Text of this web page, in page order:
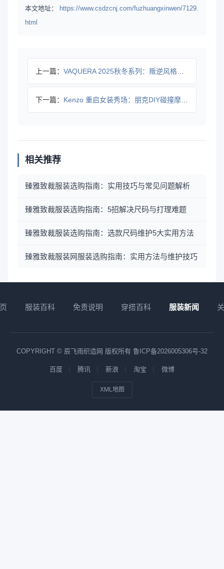
本文地址：
https://www.csdzcnj.com/fuzhuangxinwen/7129.
html
上一篇： VAQUERA 2025秋冬系列：叛逆风格如何融合复古与未来
下一篇： Kenzo 重启女装秀场：朋克DIY碰撞摩登剪裁
相关推荐
臻雅致裁服装选购指南：实用技巧与常见问题解析
臻雅致裁服装选购指南：5招解决尺码与打理难题
臻雅致裁服装选购指南：选款尺码维护5大实用方法
臻雅致裁服装网服装选购指南：实用方法与维护技巧
服装百科 免责说明 穿搭百科 服装新闻
COPYRIGHT © 辰飞雨织造网 版权所有 鲁ICP备2026005306号-32
百度 腾讯 新浪 淘宝 微博
XML地图